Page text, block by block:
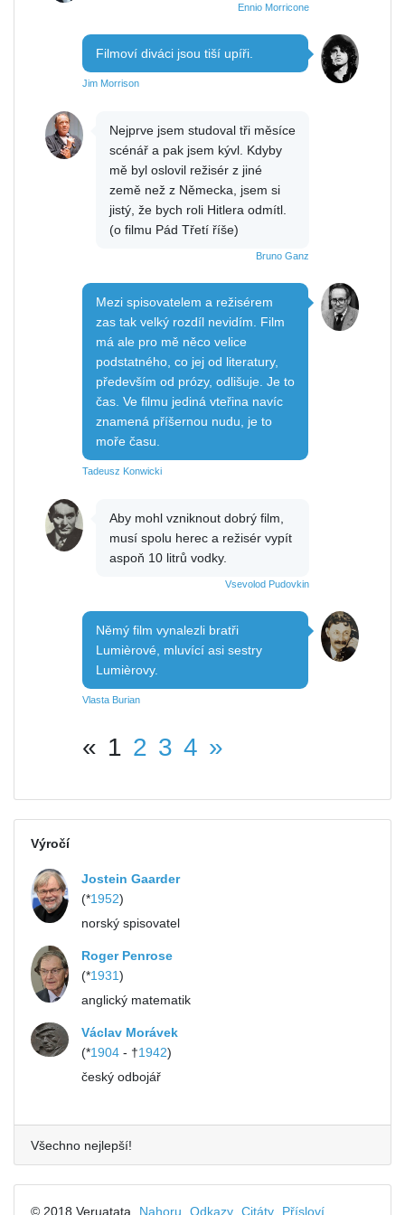
Ennio Morricone
Filmoví diváci jsou tiší upíři.
Jim Morrison
Nejprve jsem studoval tři měsíce
scénář a pak jsem kývl. Kdyby
mě byl oslovil režisér z jiné
země než z Německa, jsem si
jistý, že bych roli Hitlera odmítl.
(o filmu Pád Třetí říše)
Bruno Ganz
Mezi spisovatelem a režisérem
zas tak velký rozdíl nevidím. Film
má ale pro mě něco velice
podstatného, co jej od literatury,
především od prózy, odlišuje. Je to
čas. Ve filmu jediná vteřina navíc
znamená příšernou nudu, je to
moře času.
Tadeusz Konwicki
Aby mohl vzniknout dobrý film,
musí spolu herec a režisér vypít
aspoň 10 litrů vodky.
Vsevolod Pudovkin
Němý film vynalezli bratři
Lumièrové, mluvící asi sestry
Lumièrovy.
Vlasta Burian
« 1 2 3 4 »
Výročí
Jostein Gaarder
(*1952)
norský spisovatel
Roger Penrose
(*1931)
anglický matematik
Václav Morávek
(*1904- †1942)
český odbojář
Všechno nejlepší!
© 2018 Veruatata Nahoru Odkazy Citáty Přísloví